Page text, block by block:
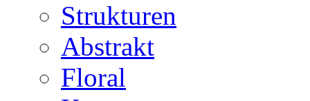
Strukturen
Abstrakt
Floral